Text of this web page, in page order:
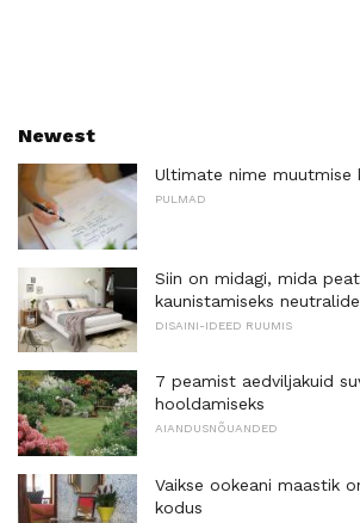
Newest
Ultimate nime muutmise
PULMAD
Siin on midagi, mida
kaunistamiseks
DISAINI-IDEED RUUMIS
7 peamist aedviljakuid
hooldamiseks
AIANDUSNÕUANDED
Vaikse ookeani maastik
kodus